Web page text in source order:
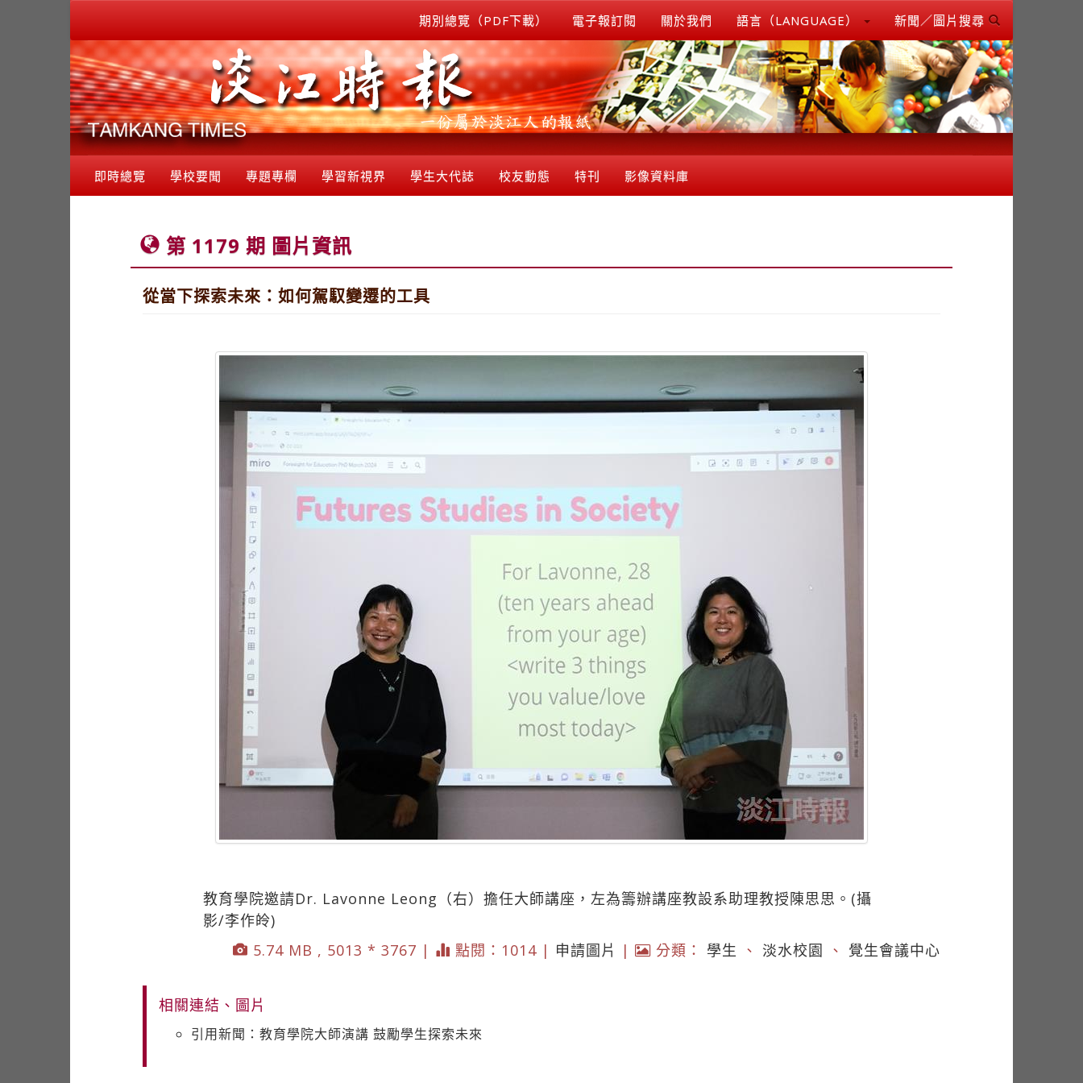
期別總覽（PDF下載） 電子報訂閱 關於我們 語言（LANGUAGE） 新聞／圖片搜尋
即時總覽 學校要聞 專題專欄 學習新視界 學生大代誌 校友動態 特刊 影像資料庫
第 1179 期 圖片資訊
從當下探索未來：如何駕馭變遷的工具
教育學院邀請Dr. Lavonne Leong（右）擔任大師講座，左為籌辦講座教設系助理教授陳思思。(攝
影/李作皊)
5.74 MB , 5013 * 3767 |
點閱：1014 | 申請圖片 | 分類： 學生 、 淡水校園 、 覺生會議中心
相關連結、圖片
引用新聞：教育學院大師演講 鼓勵學生探索未來